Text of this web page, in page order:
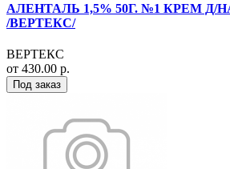
АЛЕНТАЛЬ 1,5% 50Г. №1 КРЕМ
/ВЕРТЕКС/
ВЕРТЕКС
от 430.00 р.
Под заказ